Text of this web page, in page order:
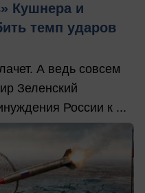
Кушнера и
темп ударов
А ведь совсем
Зеленский
России к ...